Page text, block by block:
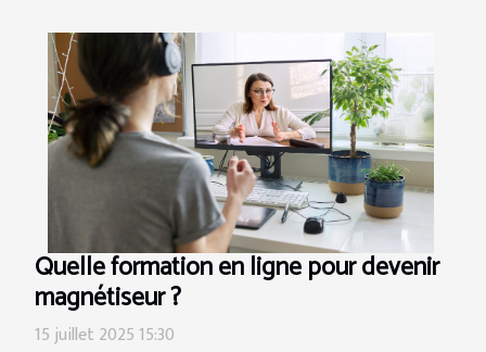
Quelle formation en ligne pour devenir
magnétiseur ?
15 juillet 2025 15:30